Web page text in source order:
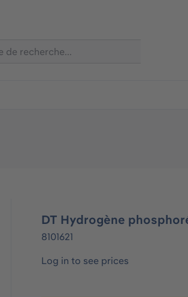
DT Hydrogène
8101621
Log in to see prices